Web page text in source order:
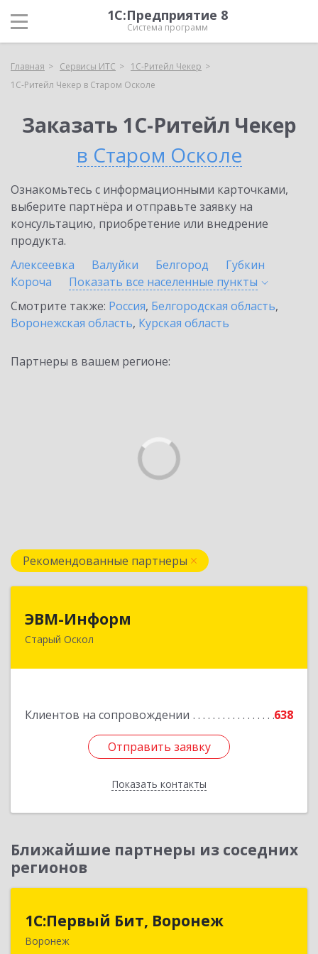
1С:Предприятие 8
Система программ
Главная Сервисы ИТС
1C-Ритейл Чекер
1C-Ритейл Чекер в Старом Осколе
Заказать 1C-Ритейл Чекер
в Старом Осколе
Ознакомьтесь с информационными карточками,
выберите партнёра и отправьте заявку на
консультацию, приобретение или внедрение
продукта.
Алексеевка
Валуйки Белгород
Губкин
Короча
Показать все населенные пункты
Смотрите также: Россия, Белгородская область,
Воронежская область, Курская область
Партнеры в вашем регионе:
Рекомендованные партнеры
ЭВМ-Информ
Старый Оскол
Клиентов на сопровождении 638
Отправить заявку
Показать контакты
309516, Белгородская обл, Старый Оскол г,
Отправить заявку
Назад
Ближайшие партнеры из соседних
регионов
1С:Первый Бит, Воронеж
Воронеж
1С:Первый Бит, Воронеж
394006, Воронежская обл, Воронеж г, 20-летия